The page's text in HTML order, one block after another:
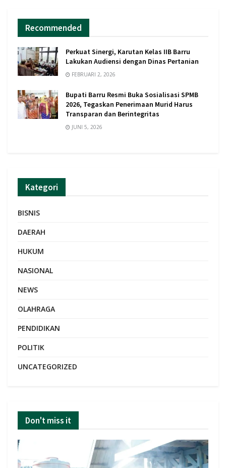
Recommended
Perkuat Sinergi, Karutan Kelas IIB Barru
Lakukan Audiensi dengan Dinas Pertanian
FEBRUARI 2, 2026
Bupati Barru Resmi Buka Sosialisasi SPMB
2026, Tegaskan Penerimaan Murid Harus
Transparan dan Berintegritas
JUNI 5, 2026
Kategori
BISNIS
DAERAH
HUKUM
NASIONAL
NEWS
OLAHRAGA
PENDIDIKAN
POLITIK
UNCATEGORIZED
Don't miss it